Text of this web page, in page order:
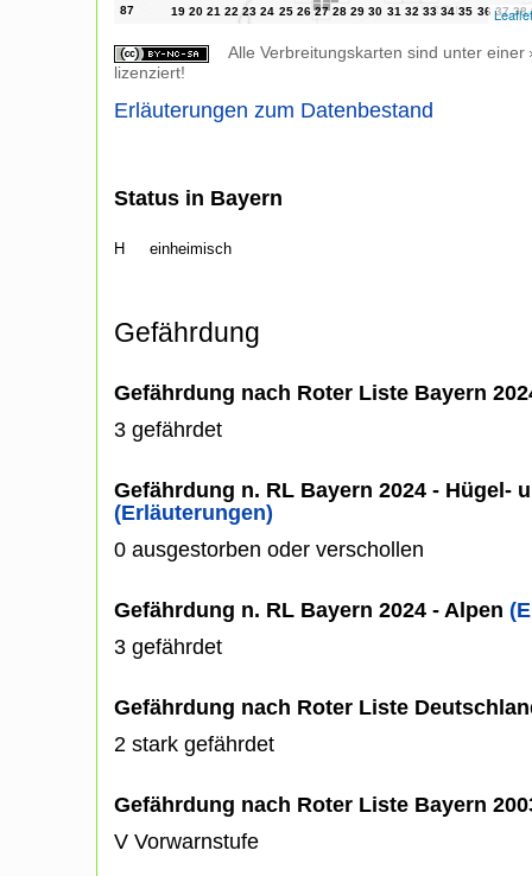
Leaflet
Alle Verbreitungskarten sind unter einer
lizenziert!
Erläuterungen zum Datenbestand
Status in Bayern
H einheimisch
Gefährdung
Gefährdung nach Roter Liste Bayern
3 gefährdet
Gefährdung n. RL Bayern 2024 - Hügel-
(Erläuterungen)
0 ausgestorben oder verschollen
Gefährdung n. RL Bayern 2024 - Alpen
3 gefährdet
Gefährdung nach Roter Liste
2 stark gefährdet
Gefährdung nach Roter Liste Bayern
V Vorwarnstufe